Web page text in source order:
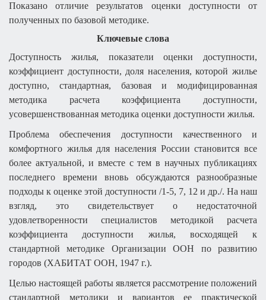
Показано отличие результатов оценки доступности от
полученных по базовой методике.
Ключевые слова
Доступность жилья, показатели оценки доступности,
коэффициент доступности, доля населения, которой жилье
доступно, стандартная, базовая и модифицированная
методика расчета коэффициента доступности,
усовершенствованная методика оценки доступности жилья.
Проблема обеспечения доступности качественного и
комфортного жилья для населения России становится все
более актуальной, и вместе с тем в научных публикациях
последнего времени вновь обсуждаются разнообразные
подходы к оценке этой доступности /1-5, 7, 12 и др./. На наш
взгляд, это свидетельствует о недостаточной
удовлетворенности специалистов методикой расчета
коэффициента доступности жилья, восходящей к
стандартной методике Организации ООН по развитию
городов (ХАБИТАТ ООН, 1947 г.).
Целью настоящей работы является рассмотрение положений
стандартной методики и вариантов ее практической